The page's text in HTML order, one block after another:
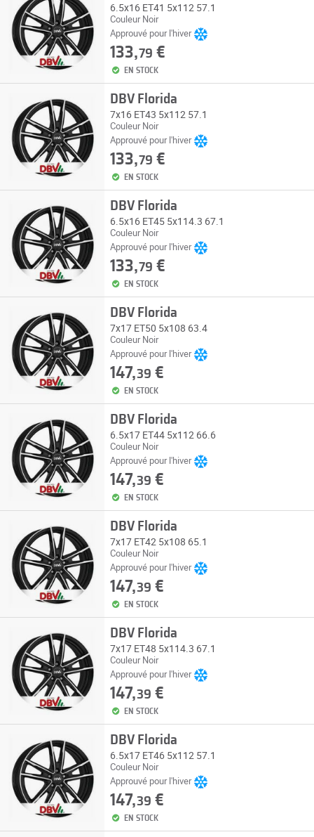
6.5x16 ET41 5x112 57.1
Couleur Noir
Approuvé pour l'hiver
133,79 €
EN STOCK
DBV Florida
7x16 ET43 5x112 57.1
Couleur Noir
Approuvé pour l'hiver
133,79 €
EN STOCK
DBV Florida
6.5x16 ET45 5x114.3 67.1
Couleur Noir
Approuvé pour l'hiver
133,79 €
EN STOCK
DBV Florida
7x17 ET50 5x108 63.4
Couleur Noir
Approuvé pour l'hiver
147,39 €
EN STOCK
DBV Florida
6.5x17 ET44 5x112 66.6
Couleur Noir
Approuvé pour l'hiver
147,39 €
EN STOCK
DBV Florida
7x17 ET42 5x108 65.1
Couleur Noir
Approuvé pour l'hiver
147,39 €
EN STOCK
DBV Florida
7x17 ET48 5x114.3 67.1
Couleur Noir
Approuvé pour l'hiver
147,39 €
EN STOCK
DBV Florida
6.5x17 ET46 5x112 57.1
Couleur Noir
Approuvé pour l'hiver
147,39 €
EN STOCK